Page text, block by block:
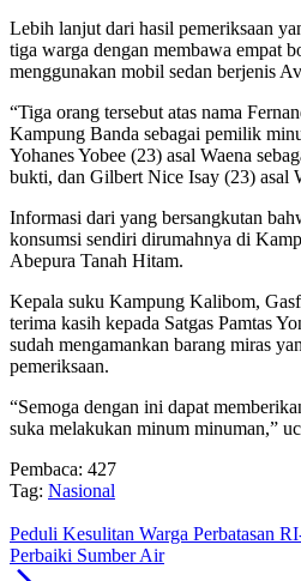
Lebih lanjut dari hasil pemeriksaan
tiga warga dengan membawa empat
menggunakan mobil sedan berjenis
“Tiga orang tersebut atas nama
Kampung Banda sebagai pemilik
Yohanes Yobee (23) asal Waena
bukti, dan Gilbert Nice Isay (23) asal
Informasi dari yang bersangkutan
konsumsi sendiri dirumahnya di
Abepura Tanah Hitam.
Kepala suku Kampung Kalibom,
terima kasih kepada Satgas Pamtas
sudah mengamankan barang miras
pemeriksaan.
“Semoga dengan ini dapat
suka melakukan minum minuman,”
Pembaca: 427
Tag: Nasional
Peduli Kesulitan Warga Perbatasan
Perbaiki Sumber Air